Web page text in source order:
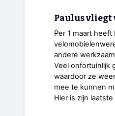
Paulus vliegt
Per 1 maart
andere
Veel onfortuinlijk
waardoor ze
mee te kunnen
Hier is zijn